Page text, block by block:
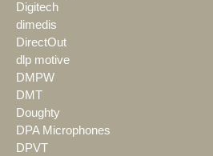
Digitech
dimedis
DirectOut
dlp motive
DMPW
DMT
Doughty
DPA Microphones
DPVT